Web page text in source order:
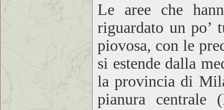
Le aree che
riguardato un po’
piovosa, con le
si estende dalla
la provincia di
pianura centrale